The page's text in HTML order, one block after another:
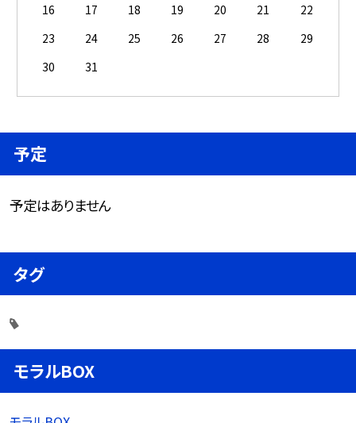
16
17 18 19 20 21
22
23
24 25 26 27 28
29
30
31
予定
予定はありません
タグ
モラルBOX